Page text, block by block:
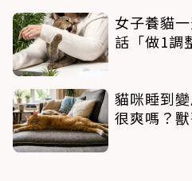
女子養貓
話「做1調
貓咪睡到
很爽嗎？